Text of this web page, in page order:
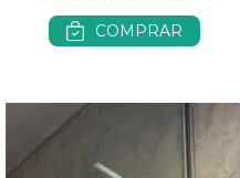
COMPRAR